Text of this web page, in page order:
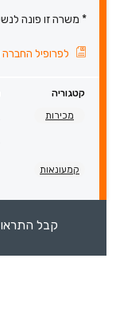
* משרה זו פונה
לפרופיל
קטגוריה
מכירות
קמעונאות
קבל